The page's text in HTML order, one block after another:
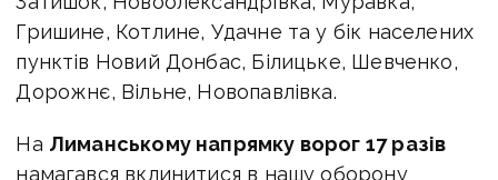
Гришине, Котлине, Удачне та у бік населених
пунктів Новий Донбас, Білицьке, Шевченко,
Дорожнє, Вільне, Новопавлівка.
На Лиманському напрямку ворог 17 разів
намагався вклинитися в нашу оборону